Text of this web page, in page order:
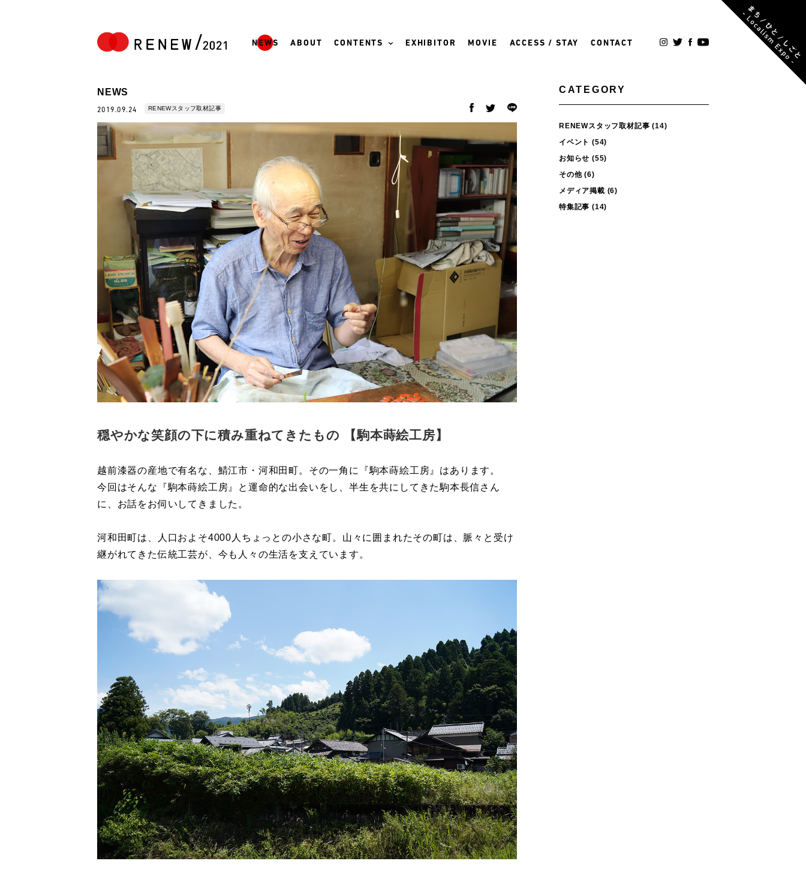
NEWS ABOUT CONTENTS EXHIBITOR MOVIE ACCESS / STAY CONTACT
NEWS
2019.09.24 RENEWスタッフ取材記事
穏やかな笑顔の下に積み重ねてきたもの 【駒本蒔絵工房】
越前漆器の産地で有名な、鯖江市・河和田町。その一角に『駒本蒔絵工房』はあります。
今回はそんな『駒本蒔絵工房』と運命的な出会いをし、半生を共にしてきた駒本長信さん
に、お話をお伺いしてきました。
河和田町は、人口およそ4000人ちょっとの小さな町。山々に囲まれたその町は、脈々と受け
継がれてきた伝統工芸が、今も人々の生活を支えています。
CATEGORY
RENEWスタッフ取材記事 (14)
イベント (54)
お知らせ (55)
その他(6)
メディア掲載 (6)
特集記事 (14)